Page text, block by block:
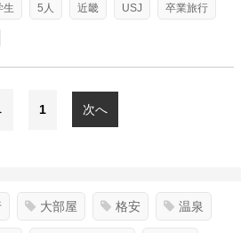
生 5人 近畿 USJ 卒業旅行
1 次へ
大部屋 格安 温泉